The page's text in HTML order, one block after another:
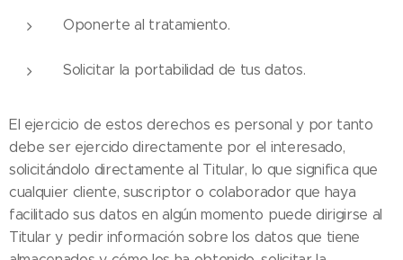
Oponerte al tratamiento.
Solicitar la portabilidad de tus datos.
El ejercicio de estos derechos es personal y por tanto
debe ser ejercido directamente por el interesado,
solicitándolo directamente al Titular, lo que significa que
cualquier cliente, suscriptor o colaborador que haya
facilitado sus datos en algún momento puede dirigirse al
Titular y pedir información sobre los datos que tiene